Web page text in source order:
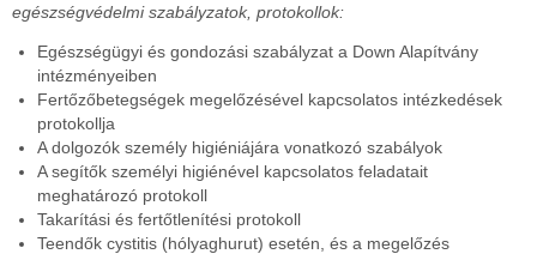
egészségvédelmi szabályzatok, protokollok:
Egészségügyi és gondozási szabályzat a Down Alapítvány
intézményeiben
Fertőzőbetegségek megelőzésével kapcsolatos intézkedések
protokollja
A dolgozók személy higiéniájára vonatkozó szabályok
A segítők személyi higiénével kapcsolatos feladatait
meghatározó protokoll
Takarítási és fertőtlenítési protokoll
Teendők cystitis (hólyaghurut) esetén, és a megelőzés